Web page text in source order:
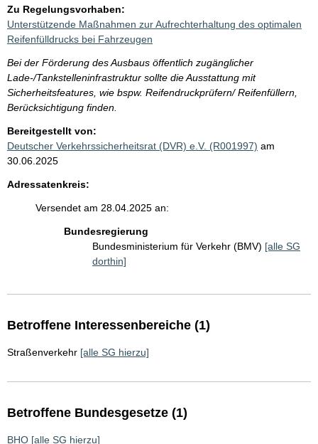
Zu Regelungsvorhaben:
Unterstützende Maßnahmen zur Aufrechterhaltung des optimalen
Reifenfülldrucks bei Fahrzeugen
Bei der Förderung des Ausbaus öffentlich zugänglicher
Lade-/Tankstelleninfrastruktur sollte die Ausstattung mit
Sicherheitsfeatures, wie bspw. Reifendruckprüfern/ Reifenfüllern,
Berücksichtigung finden.
Bereitgestellt von:
Deutscher Verkehrssicherheitsrat (DVR) e.V. (R001997) am
30.06.2025
Adressatenkreis:
Versendet am 28.04.2025 an:
Bundesregierung
Bundesministerium für Verkehr (BMV) [alle SG
dorthin]
Betroffene Interessenbereiche (1)
Straßenverkehr [alle SG hierzu]
Betroffene Bundesgesetze (1)
BHO [alle SG hierzu]